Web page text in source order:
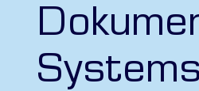
Systems